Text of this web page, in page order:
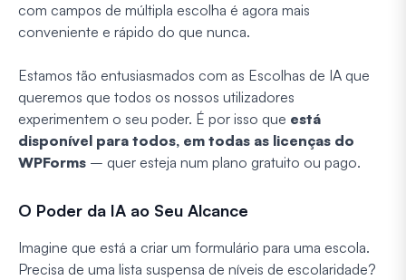
com campos de múltipla escolha é agora mais
conveniente e rápido do que nunca.
Estamos tão entusiasmados com as Escolhas de IA que
queremos que todos os nossos utilizadores
experimentem o seu poder. É por isso que está
disponível para todos, em todas as licenças do
WPForms – quer esteja num plano gratuito ou pago.
O Poder da IA ao Seu Alcance
Imagine que está a criar um formulário para uma escola.
Precisa de uma lista suspensa de níveis de escolaridade?